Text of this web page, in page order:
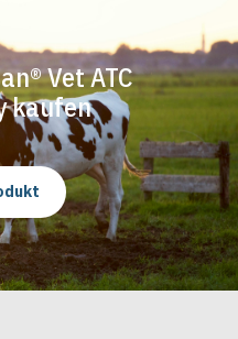
Vet ATC
kaufen